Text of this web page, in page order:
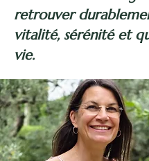
retrouver
vitalité, sérénité et
vie.